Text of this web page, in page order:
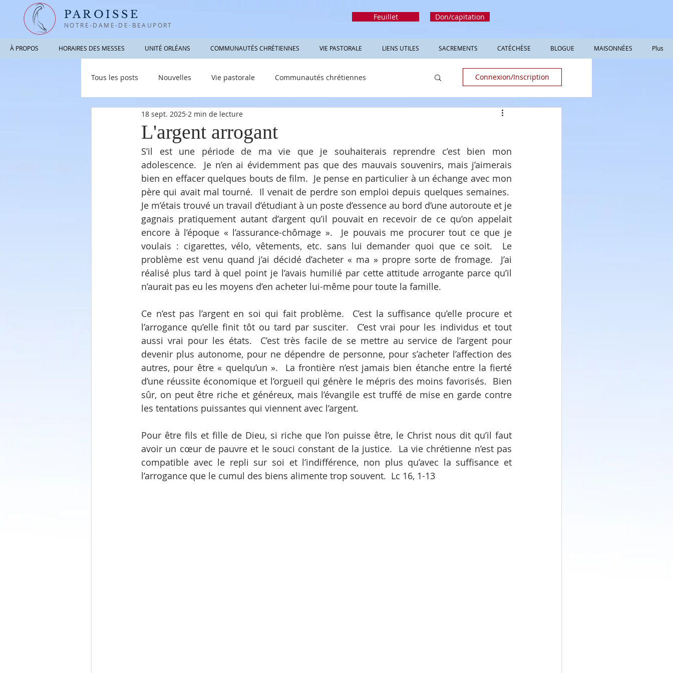
PAROISSE
NOTRE-DAME-DE-BEAUPORT
Feuillet Don/capitation
À PROPOS HORAIRES DES MESSES UNITÉ ORLÉANS COMMUNAUTÉS CHRÉTIENNES VIE PASTORALE LIENS UTILES SACREMENTS CATÉCHÈSE BLOGUE MAISONNÉES Plus
Tous les posts Nouvelles Vie pastorale Communautés chrétiennes
Photographies / Vidéos Informations utiles
Connexion/Inscription
L'argent arrogant
18 sept. 2025 2 min de lecture
S’il est une période de ma vie que je souhaiterais reprendre c’est bien mon
adolescence.  Je n’en ai évidemment pas que des mauvais souvenirs, mais j’aimerais
bien en effacer quelques bouts de film.  Je pense en particulier à un échange avec mon
père qui avait mal tourné.  Il venait de perdre son emploi depuis quelques semaines.
Je m’étais trouvé un travail d’étudiant à un poste d’essence au bord d’une autoroute et je
gagnais pratiquement autant d’argent qu’il pouvait en recevoir de ce qu’on appelait
encore à l’époque « l’assurance-chômage ».  Je pouvais me procurer tout ce que je
voulais : cigarettes, vélo, vêtements, etc. sans lui demander quoi que ce soit.  Le
problème est venu quand j’ai décidé d’acheter « ma » propre sorte de fromage.  J’ai
réalisé plus tard à quel point je l’avais humilié par cette attitude arrogante parce qu’il
n’aurait pas eu les moyens d’en acheter lui-même pour toute la famille.
Ce n’est pas l’argent en soi qui fait problème.  C’est la suffisance qu’elle procure et
l’arrogance qu’elle finit tôt ou tard par susciter.  C’est vrai pour les individus et tout
aussi vrai pour les états.  C’est très facile de se mettre au service de l’argent pour
devenir plus autonome, pour ne dépendre de personne, pour s’acheter l’affection des
autres, pour être « quelqu’un ».  La frontière n’est jamais bien étanche entre la fierté
d’une réussite économique et l’orgueil qui génère le mépris des moins favorisés.  Bien
sûr, on peut être riche et généreux, mais l’évangile est truffé de mise en garde contre
les tentations puissantes qui viennent avec l’argent.
Pour être fils et fille de Dieu, si riche que l’on puisse être, le Christ nous dit qu’il faut
avoir un cœur de pauvre et le souci constant de la justice.  La vie chrétienne n’est pas
compatible avec le repli sur soi et l’indifférence, non plus qu’avec la suffisance et
l’arrogance que le cumul des biens alimente trop souvent.  Lc 16, 1-13